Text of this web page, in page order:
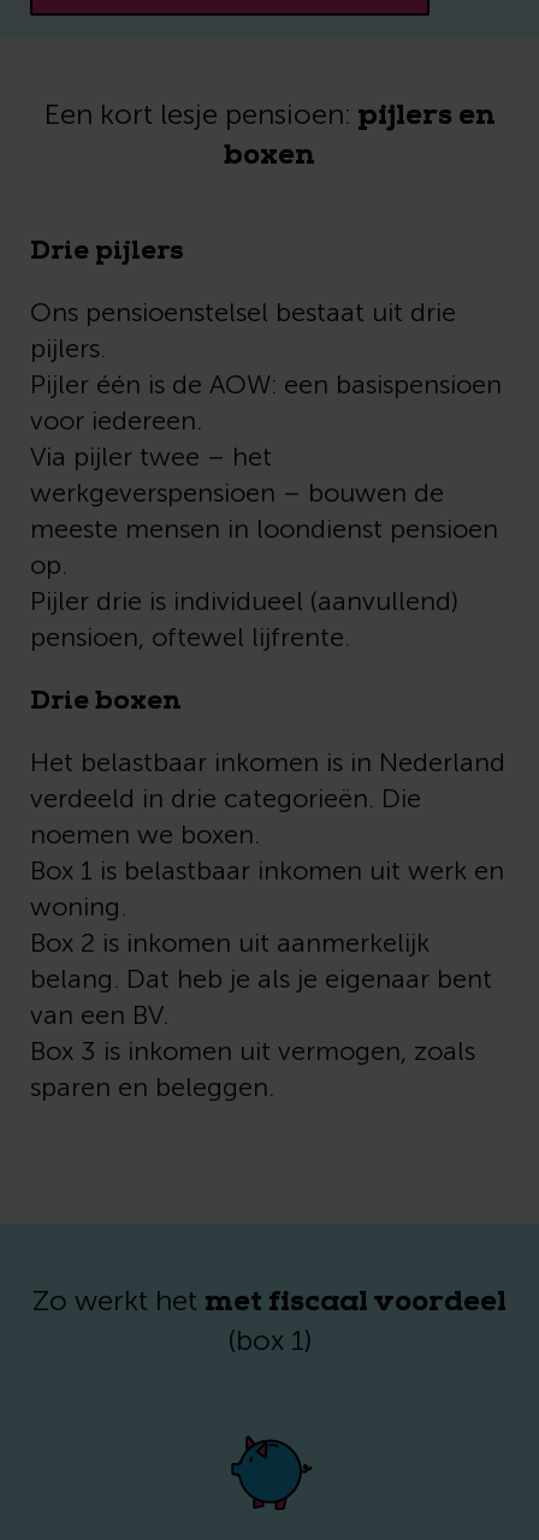
Een kort lesje pensioen: pijlers en
boxen
Drie pijlers
Ons pensioenstelsel bestaat uit drie
pijlers.
Pijler één is de AOW: een basispensioen
voor iedereen.
Via pijler twee – het
werkgeverspensioen – bouwen de
meeste mensen in loondienst pensioen
op.
Pijler drie is individueel (aanvullend)
pensioen, oftewel lijfrente.
Drie boxen
Het belastbaar inkomen is in Nederland
verdeeld in drie categorieën. Die
noemen we boxen.
Box 1 is belastbaar inkomen uit werk en
woning.
Box 2 is inkomen uit aanmerkelijk
belang. Dat heb je als je eigenaar bent
van een BV.
Box 3 is inkomen uit vermogen, zoals
sparen en beleggen.
Zo werkt het met fiscaal voordeel
(box 1)